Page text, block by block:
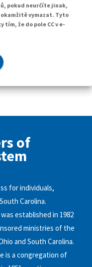
pokud neurčíte jinak,
vymazat. Tyto
že do pole CC v e-
of
for individuals,
Carolina.
established in 1982
ministries of the
and South Carolina.
is a congregation of